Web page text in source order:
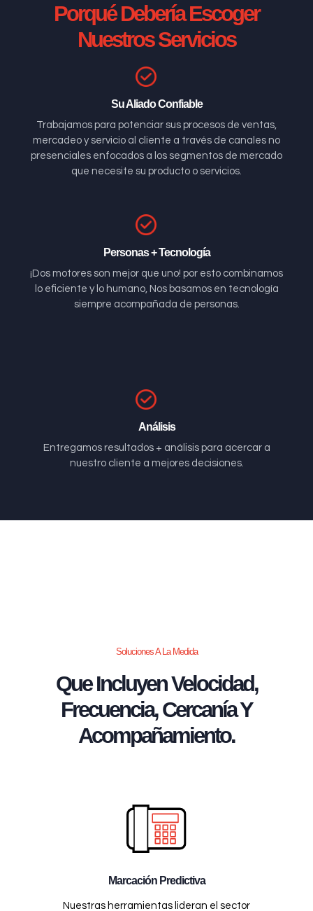
Porqué Debería Escoger
Nuestros Servicios
Su Aliado Confiable
Trabajamos para potenciar sus procesos de ventas,
mercadeo y servicio al cliente a través de canales no
presenciales enfocados a los segmentos de mercado
que necesite su producto o servicios.
Personas + Tecnología
¡Dos motores son mejor que uno! por esto combinamos
lo eficiente y lo humano, Nos basamos en tecnología
siempre acompañada de personas.
Análisis
Entregamos resultados + análisis para acercar a
nuestro cliente a mejores decisiones.
Soluciones A La Medida
Que Incluyen Velocidad,
Frecuencia, Cercanía Y
Acompañamiento.
Marcación Predictiva
Nuestras herramientas lideran el sector